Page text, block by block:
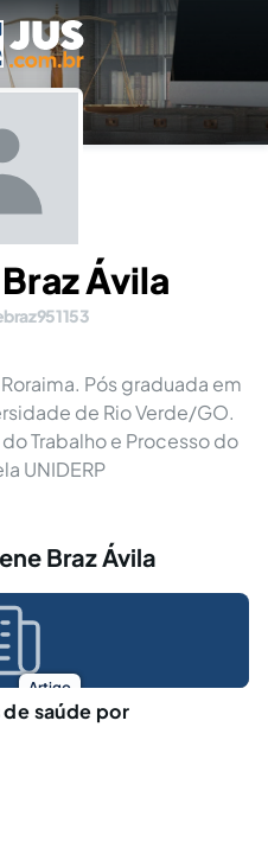
Ávila
Pós graduada em
de Rio Verde/GO.
Trabalho e Processo do
UNIDERP
Braz Ávila
Artigo
saúde por